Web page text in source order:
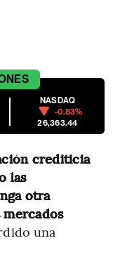
NASDAQ
-0.83%
26,363.44
crediticia
las
otra
una